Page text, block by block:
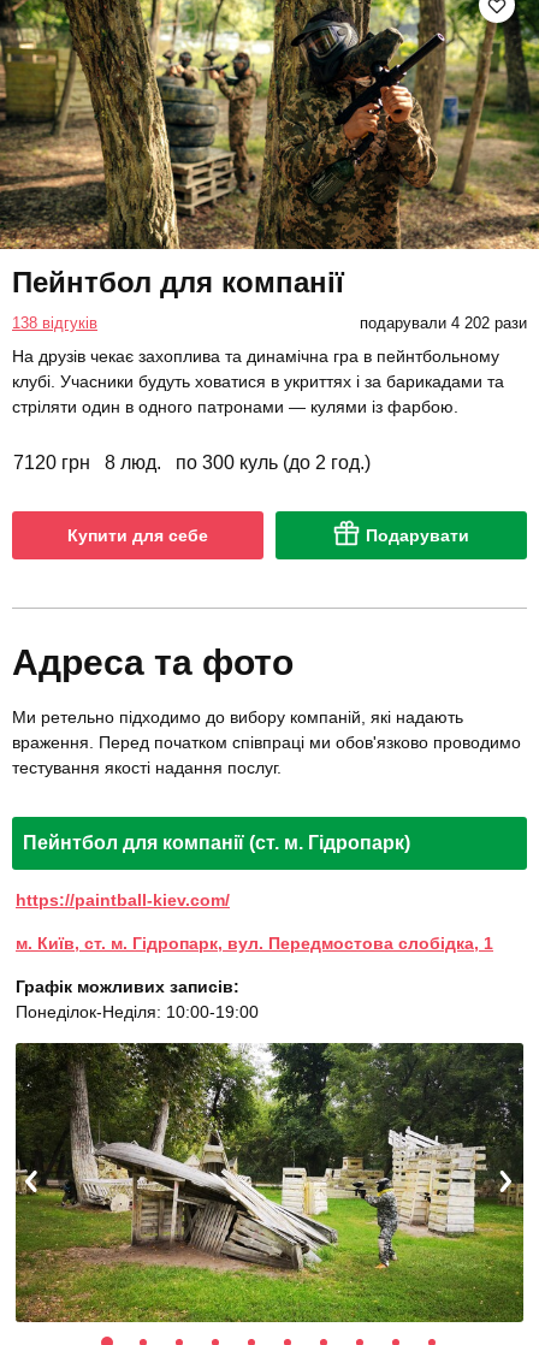
Пейнтбол для компанії
138 відгуків подарували 4 202 рази
На друзів чекає захоплива та динамічна гра в пейнтбольному
клубі. Учасники будуть ховатися в укриттях і за барикадами та
стріляти один в одного патронами — кулями із фарбою.
7120 грн 8 люд. по 300 куль (до 2 год.)
Купити для себе Подарувати
Адреса та фото
Ми ретельно підходимо до вибору компаній, які надають
враження. Перед початком співпраці ми обов'язково проводимо
тестування якості надання послуг.
Пейнтбол для компанії (ст. м. Гідропарк)
https://paintball-kiev.com/
м. Київ, ст. м. Гідропарк, вул. Передмостова слобідка, 1
Графік можливих записів:
Понеділок-Неділя: 10:00-19:00